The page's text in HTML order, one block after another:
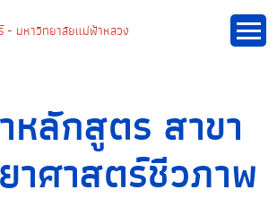
หลักสูตร สาขา
าศาสตร์ชีวภาพ